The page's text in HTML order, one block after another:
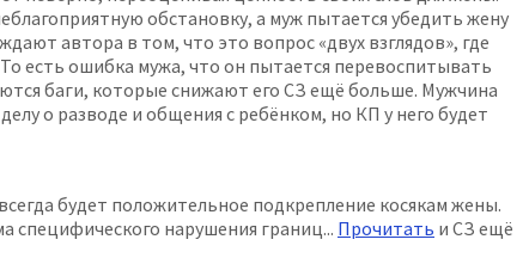
обстановку, а муж пытается убедить жену
автора в том, что это вопрос «двух взглядов», где
есть ошибка мужа, что он пытается перевоспитывать
баги, которые снижают его СЗ ещё больше. Мужчина
о разводе и общения с ребёнком, но КП у него будет
будет положительное подкрепление косякам жены.
специфического нарушения границ... Прочитать и СЗ ещё